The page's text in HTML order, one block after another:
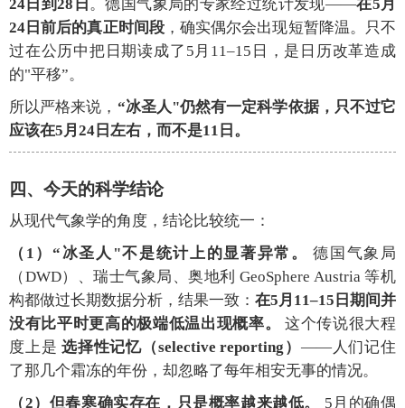
24日到28日 。德国气象局的专家经过统计发现——在5月
24日前后的真正时间段，确实偶尔会出现短暂降温。只不
过在公历中把日期读成了5月11–15日，是日历改革造成
的"平移”。
所以严格来说， “冰圣人"仍然有一定科学依据，只不过它
应该在5月24日左右，而不是11日。
四、今天的科学结论
从现代气象学的角度，结论比较统一：
（1）“冰圣人"不是统计上的显著异常。
德国气象局
（DWD）、瑞士气象局、奥地利 GeoSphere Austria 等机
构都做过长期数据分析，结果一致： 在5月11–15日期间并
没有比平时更高的极端低温出现概率。
这个传说很大程
度上是选择性记忆（selective reporting） ——人们记住
了那几个霜冻的年份，却忽略了每年相安无事的情况。
（2）但春寒确实存在，只是概率越来越低。
5月的确偶